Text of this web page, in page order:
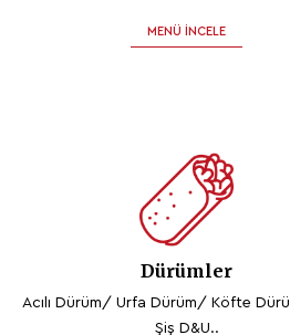
MENÜ İNCELE
Dürümler
Acılı Dürüm/ Urfa Dürüm/ Köfte
Şiş D&u..